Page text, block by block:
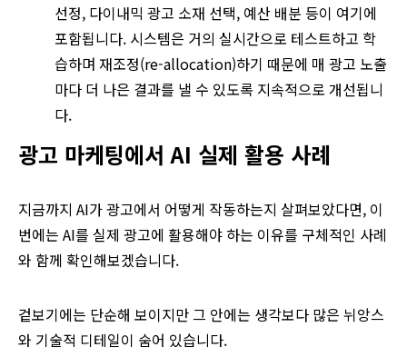
선정, 다이내믹 광고 소재 선택, 예산 배분 등이 여기에
포함됩니다. 시스템은 거의 실시간으로 테스트하고 학
습하며 재조정(re-allocation)하기 때문에 매 광고 노출
마다 더 나은 결과를 낼 수 있도록 지속적으로 개선됩니
다.
광고 마케팅에서 AI 실제 활용 사례
지금까지 AI가 광고에서 어떻게 작동하는지 살펴보았다면, 이
번에는 AI를 실제 광고에 활용해야 하는 이유를 구체적인 사례
와 함께 확인해보겠습니다.
겉보기에는 단순해 보이지만 그 안에는 생각보다 많은 뉘앙스
와 기술적 디테일이 숨어 있습니다.